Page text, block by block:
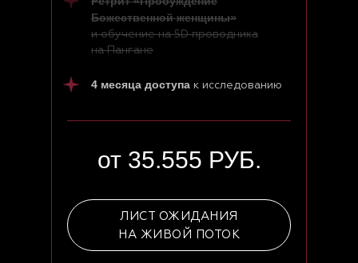
4 месяца доступа к исследованию
Божественной женщины»
и обучение на 5D проводника
на Пангане
от 35.555 РУБ.
ЛИСТ ОЖИДАНИЯ
НА ЖИВОЙ ПОТОК